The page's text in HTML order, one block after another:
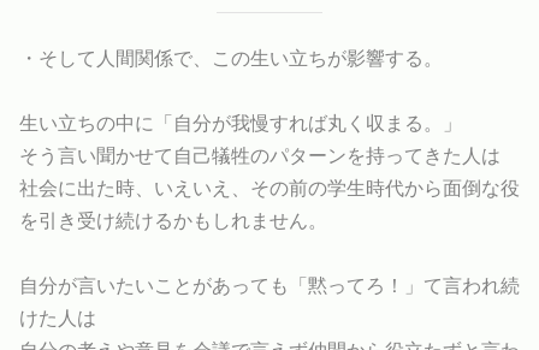
・そして人間関係で、この生い立ちが影響する。
生い立ちの中に「自分が我慢すれば丸く収まる。」
そう言い聞かせて自己犠牲のパターンを持ってきた人は
社会に出た時、いえいえ、その前の学生時代から面倒な役
を引き受け続けるかもしれません。
自分が言いたいことがあっても「黙ってろ！」て言われ続
けた人は